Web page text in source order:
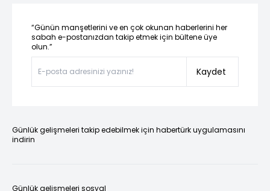
“Günün manşetlerini ve en çok okunan haberlerini her
sabah e-postanızdan takip etmek için bültene üye
olun.”
Kaydet
Günlük gelişmeleri takip edebilmek için habertürk uygulamasını
indirin
Günlük gelişmeleri sosyal